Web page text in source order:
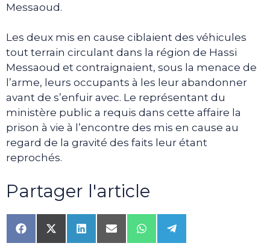
Messaoud.
Les deux mis en cause ciblaient des véhicules
tout terrain circulant dans la région de Hassi
Messaoud et contraignaient, sous la menace de
l’arme, leurs occupants à les leur abandonner
avant de s’enfuir avec. Le représentant du
ministère public a requis dans cette affaire la
prison à vie à l’encontre des mis en cause au
regard de la gravité des faits leur étant
reprochés.
Partager l'article
Share
on
Share
on
Share
on
Share
on
Share
on
Share
on